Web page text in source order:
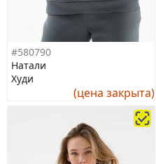
#580790
Натали
Худи
(цена закрыта)